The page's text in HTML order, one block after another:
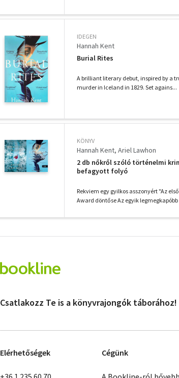
IDEGEN
Hannah Kent
Burial Rites
A brilliant literary debut, inspired by a
murder in Iceland in 1829. Set agains...
KÖNYV
Hannah Kent Ariel Lawhon
2 db nőkről szóló történelmi
befagyott folyó
Rekviem egy gyilkos asszonyért "Az
Award döntőse Az egyik legmegkapóbb
Csatlakozz Te is a könyvrajongók táborához!
Elérhetőségek Cégünk